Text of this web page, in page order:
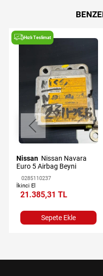
Hızlı Teslimat
Nissan
Euro 5 Airbag Beyni
0285110237
İkinci El
21.385,31 TL
Sepete Ekle